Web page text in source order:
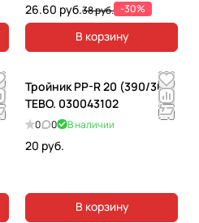
26.60 руб.38 руб. -30%
В корзину
Тройник PP-R 20 (390/30)
TEBO. 030043102
0 0 В наличии
20 руб.
В корзину